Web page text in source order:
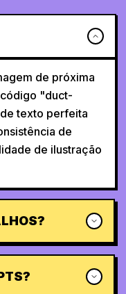
de próxima
"duct-
texto perfeita
de
de ilustração